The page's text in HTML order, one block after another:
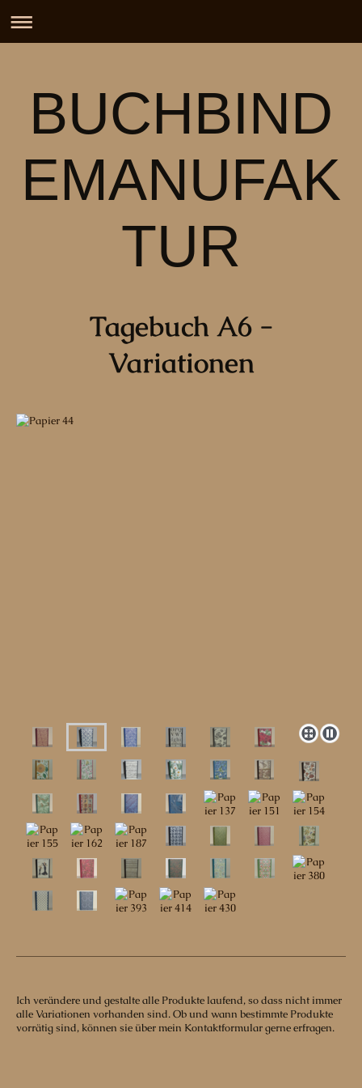
BUCHBIND
EMANUFAK
TUR
Tagebuch A6 -
Variationen
Ich verändere und gestalte alle Produkte laufend, so dass nicht immer
alle Variationen vorhanden sind. Ob und wann bestimmte Produkte
vorrätig sind, können sie über mein Kontaktformular gerne erfragen.